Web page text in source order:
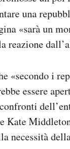
una
«sarà un
reazione
«secondo i
essere
necessità